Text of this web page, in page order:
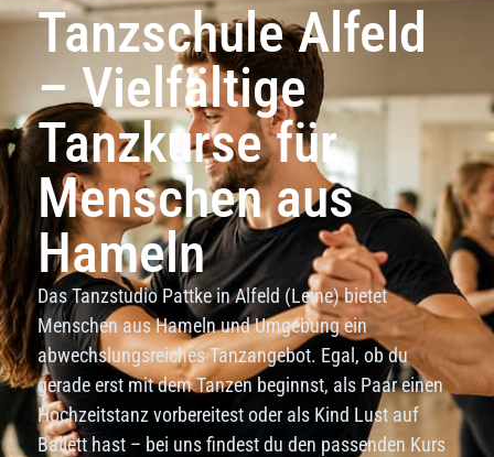
Tanzschule Alfeld
– Vielfältige
Tanzkurse für
Menschen aus
Hameln
Das Tanzstudio Pattke in Alfeld (Leine) bietet
Menschen aus Hameln und Umgebung ein
abwechslungsreiches Tanzangebot. Egal, ob du
gerade erst mit dem Tanzen beginnst, als Paar einen
Hochzeitstanz vorbereitest oder als Kind Lust auf
Ballett hast – bei uns findest du den passenden Kurs